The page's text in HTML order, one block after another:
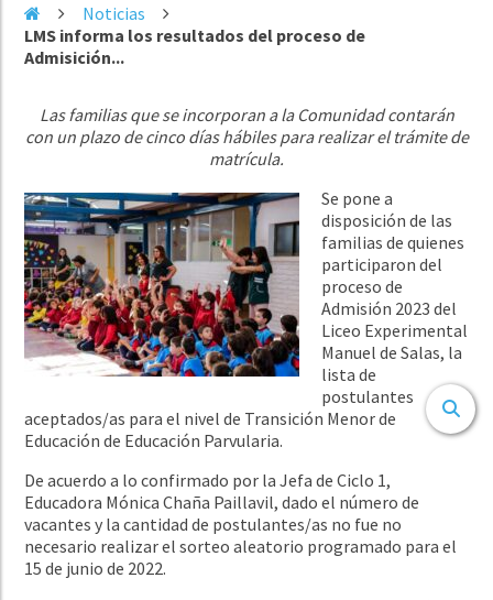
Noticias
LMS informa los resultados del proceso de
Admisición...
Las familias que se incorporan a la Comunidad contarán
con un plazo de cinco días hábiles para realizar el trámite de
matrícula.
Se pone a
disposición de las
familias de quienes
participaron del
proceso de
Admisión 2023 del
Liceo Experimental
Manuel de Salas, la
lista de
postulantes
aceptados/as para el nivel de Transición Menor de
Educación de Educación Parvularia.
De acuerdo a lo confirmado por la Jefa de Ciclo 1,
Educadora Mónica Chaña Paillavil, dado el número de
vacantes y la cantidad de postulantes/as no fue no
necesario realizar el sorteo aleatorio programado para el
15 de junio de 2022.